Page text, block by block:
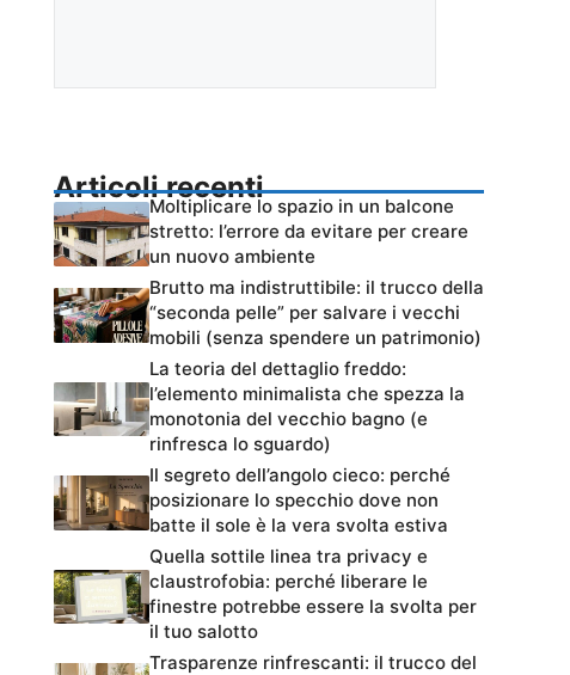
Articoli recenti
Moltiplicare lo spazio in un balcone
stretto: l’errore da evitare per creare
un nuovo ambiente
Brutto ma indistruttibile: il trucco della
“seconda pelle” per salvare i vecchi
mobili (senza spendere un patrimonio)
La teoria del dettaglio freddo:
l’elemento minimalista che spezza la
monotonia del vecchio bagno (e
rinfresca lo sguardo)
Il segreto dell’angolo cieco: perché
posizionare lo specchio dove non
batte il sole è la vera svolta estiva
Quella sottile linea tra privacy e
claustrofobia: perché liberare le
finestre potrebbe essere la svolta per
il tuo salotto
Trasparenze rinfrescanti: il trucco del